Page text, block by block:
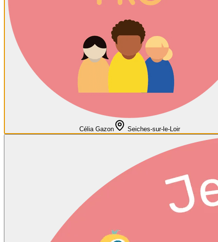
Célia Gazon Seiches-sur-le-Loir